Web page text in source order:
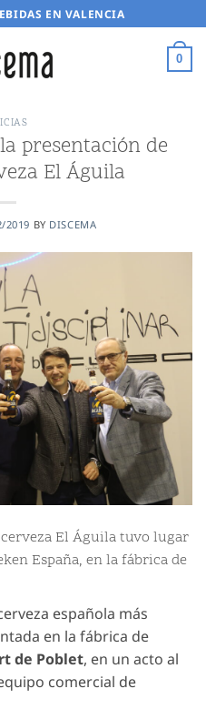
EN VALENCIA
0
presentación de
El Águila
2019 BY DISCEMA
El Águila tuvo lugar
España, en la fábrica de
española más
en la fábrica de
de Poblet, en un acto al
comercial de